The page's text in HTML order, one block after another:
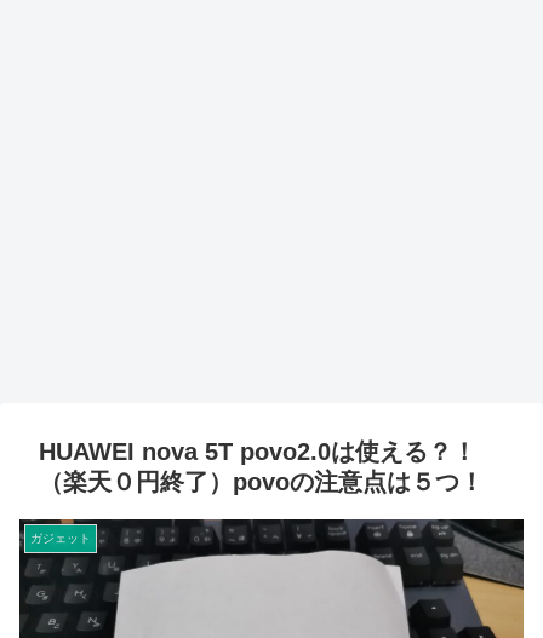
HUAWEI nova 5T povo2.0は使える？！
（楽天０円終了）povoの注意点は５つ！
ガジェット